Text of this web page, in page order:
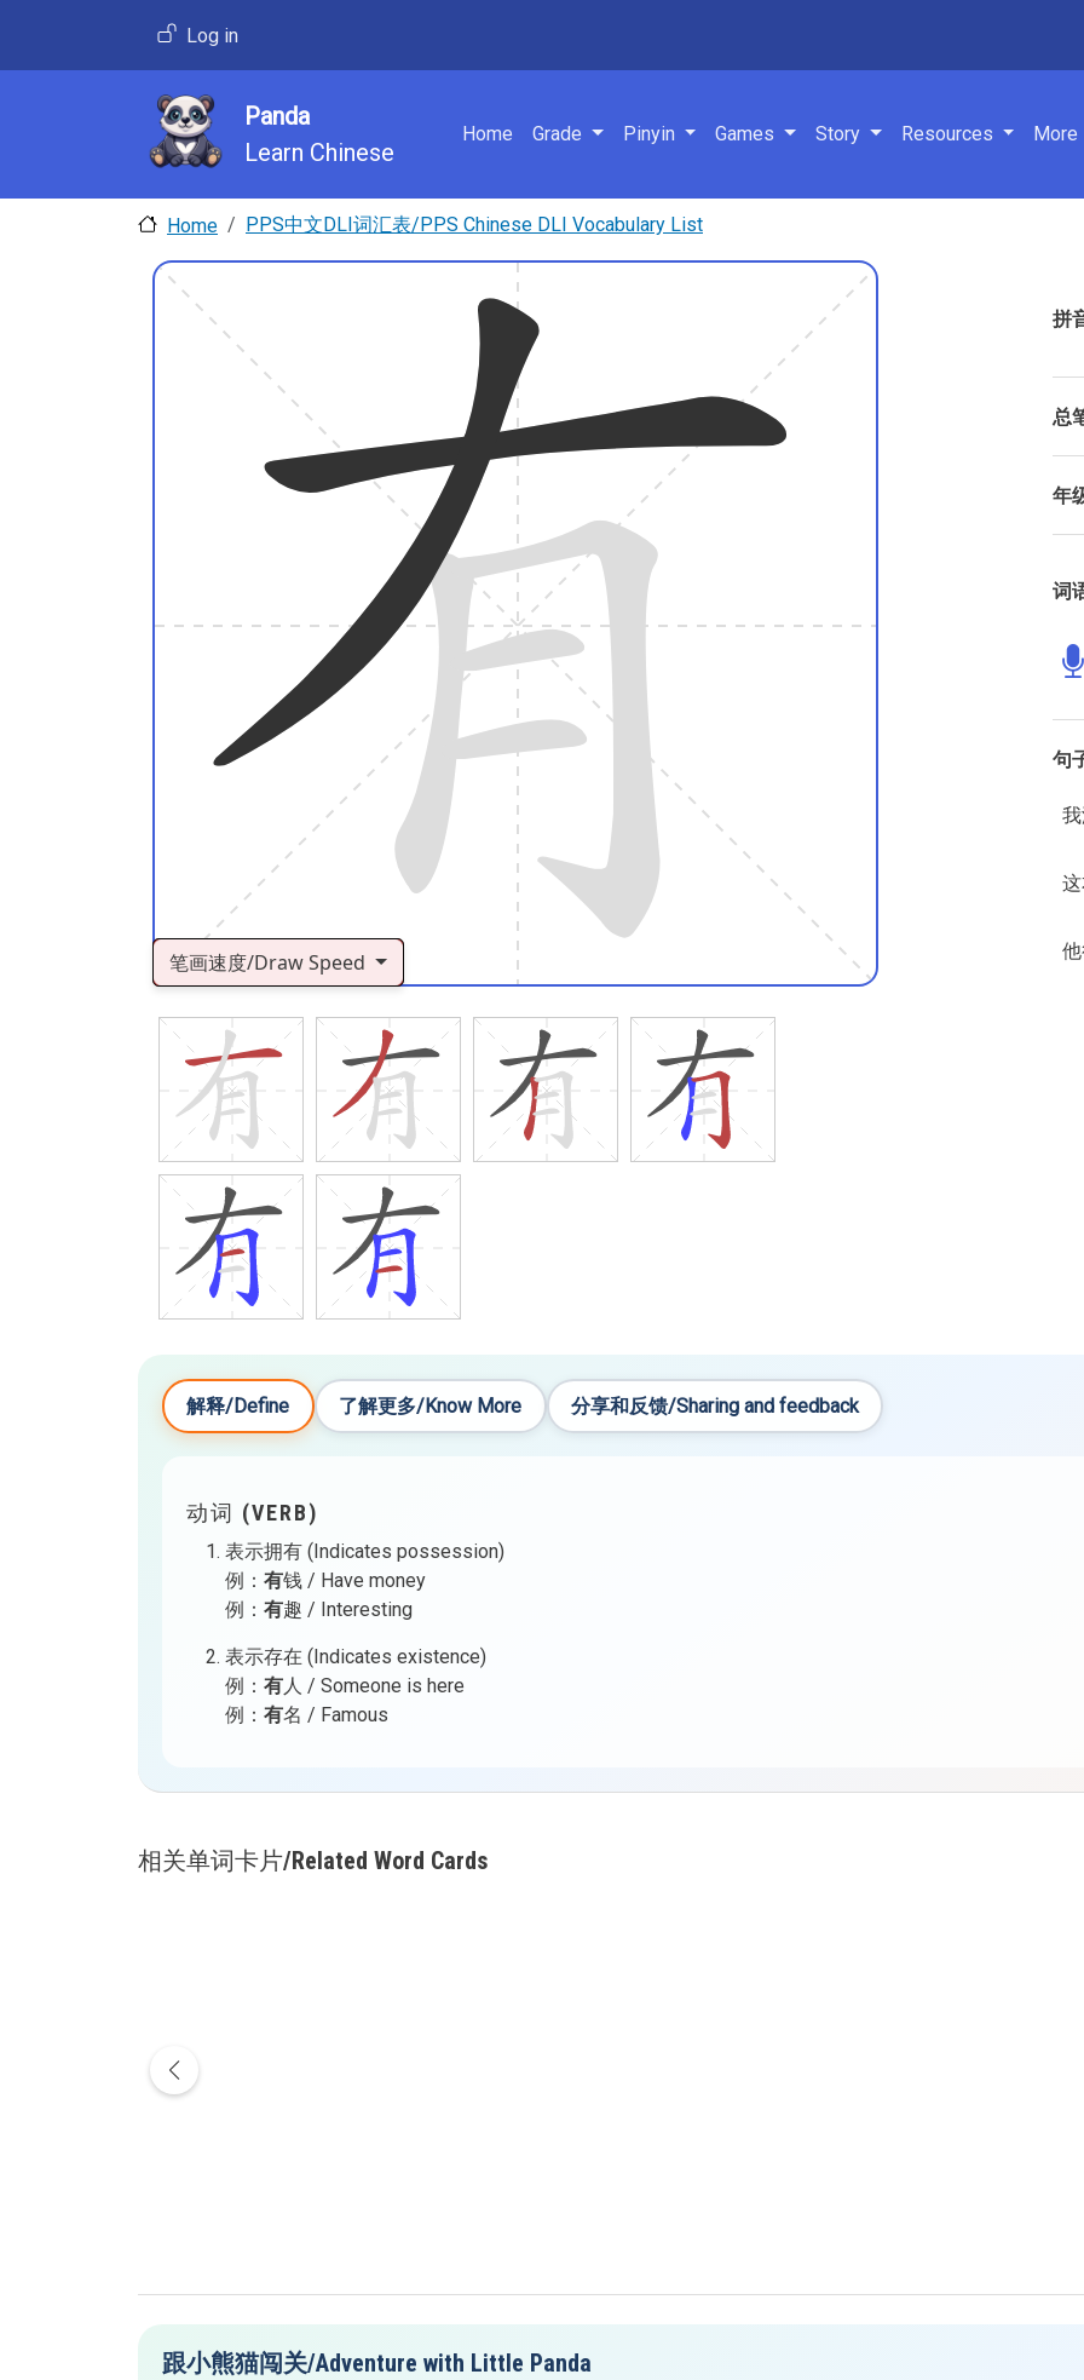
User account menu
Log in
Panda
Learn Chinese
Main navigation
Home Grade Pinyin Games Story Resources More
Home PPS中文DLI词汇表/PPS Chinese DLI Vocabulary List
笔画速度/Draw Speed
拼
总
年
词
句
解释/Define 了解更多/Know More 分享和反馈/Sharing and feedback
动词 (VERB)
表示拥有 (Indicates possession)
例： 有钱 / Have money
例： 有趣 / Interesting
表示存在 (Indicates existence)
例： 有人 / Someone is here
例： 有名 / Famous
相关单词卡片/Related Word Cards
跟小熊猫闯关/Adventure with Little Panda